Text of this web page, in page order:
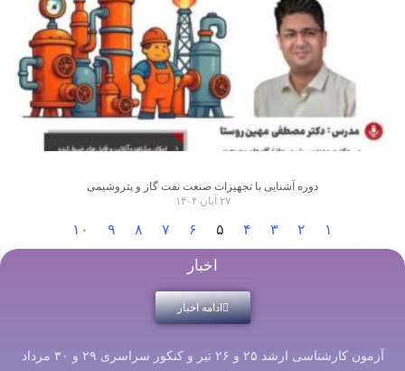
دوره آشنایی با تجهیزات صنعت نفت گاز و پتروشیمی
۲۷ آبان ۱۴۰۴
۱ ۲ ۳ ۴ ۵ ۶ ۷ ۸ ۹ ۱۰
اخبار
ادامه اخبار
آزمون کارشناسی ارشد ۲۵ و ۲۶ تیر و کنکور سراسری ۲۹ و ۳۰ مرداد